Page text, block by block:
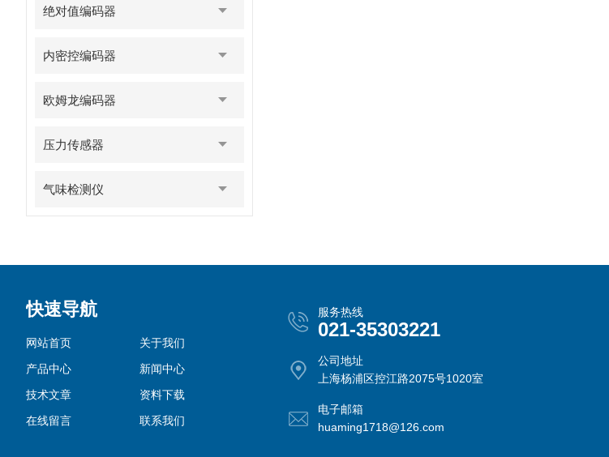
绝对值编码器
内密控编码器
欧姆龙编码器
压力传感器
气味检测仪
快速导航
网站首页
关于我们
产品中心
新闻中心
技术文章
资料下载
在线留言
联系我们
服务热线
021-35303221
公司地址
上海杨浦区控江路2075号1020室
电子邮箱
huaming1718@126.com